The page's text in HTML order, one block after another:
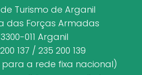
Turismo de Arganil
das Forças Armadas
3300-011 Arganil
137 / 235 200 139
a rede fixa nacional)